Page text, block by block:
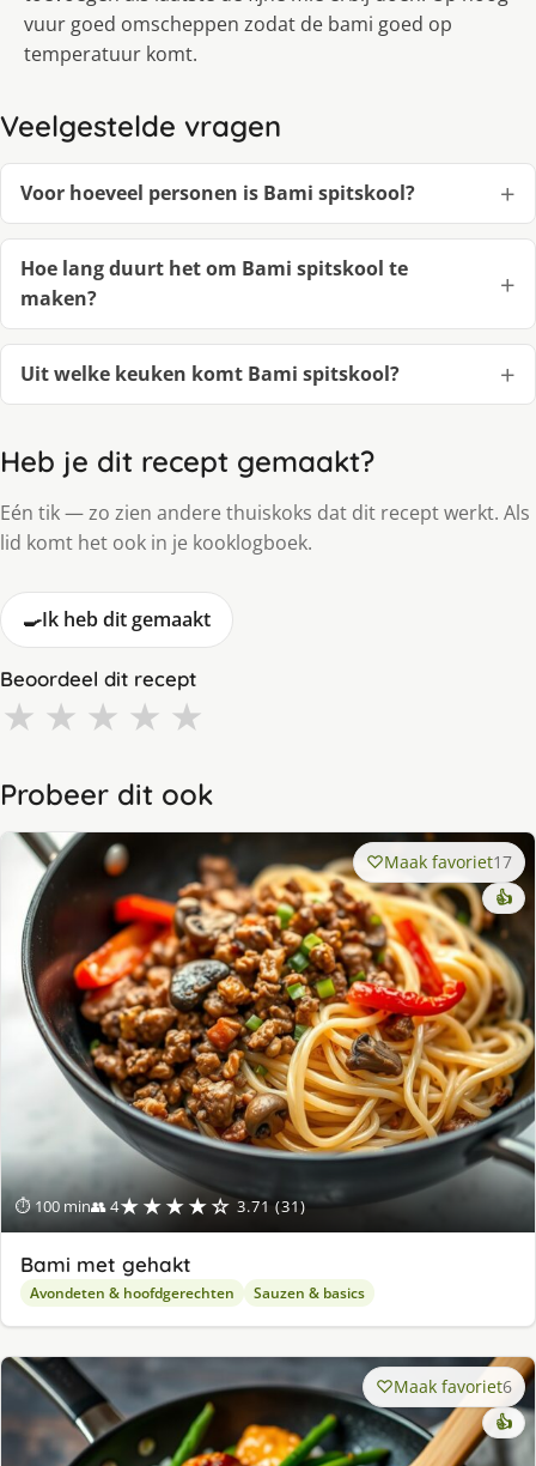
vuur goed omscheppen zodat de bami goed op
temperatuur komt.
Veelgestelde vragen
Voor hoeveel personen is Bami spitskool?
Hoe lang duurt het om Bami spitskool te
maken?
Uit welke keuken komt Bami spitskool?
Heb je dit recept gemaakt?
Eén tik — zo zien andere thuiskoks dat dit recept werkt. Als
lid komt het ook in je kooklogboek.
🍳Ik heb dit gemaakt
Beoordeel dit recept
★ ★ ★ ★ ★
Probeer dit ook
⏱ 100 min👥 4★★★★☆ 3.71 (31)
Maak favoriet17
👍
Bami met gehakt
Avondeten & hoofdgerechten Sauzen & basics
Maak favoriet6
👍